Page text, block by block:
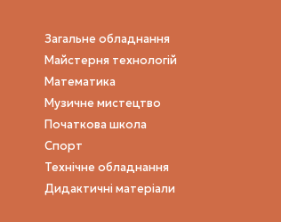
Загальне обладнання
Майстерня технологій
Математика
Музичне мистецтво
Початкова школа
Спорт
Технічне обладнання
Дидактичні матеріали